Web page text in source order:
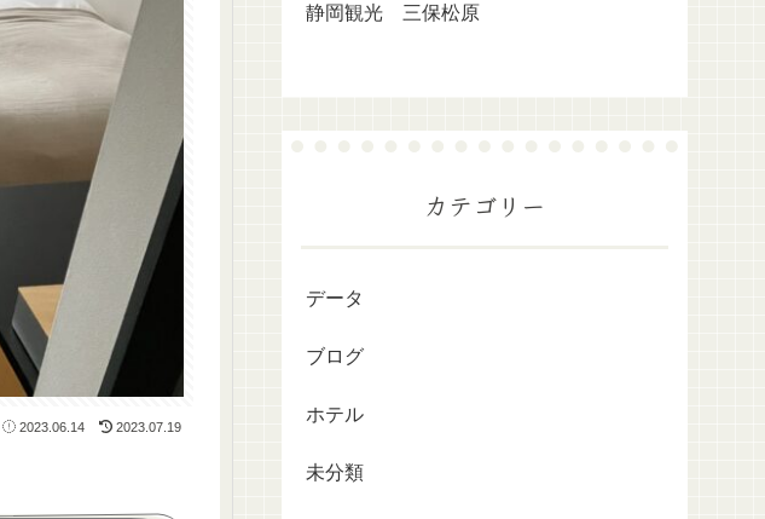
2023.06.14 2023.07.19
静岡観光 三保松原
カテゴリー
データ
ブログ
ホテル
未分類